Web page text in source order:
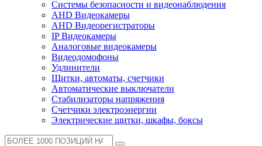
Системы безопасности и видеонаблюдения
AHD Видеокамеры
AHD Видеорегистраторы
IP Видеокамеры
Аналоговые видеокамеры
Видеодомофоны
Удлинители
Щитки, автоматы, счетчики
Автоматические выключатели
Стабилизаторы напряжения
Счетчики электроэнергии
Электрические щитки, шкафы, боксы